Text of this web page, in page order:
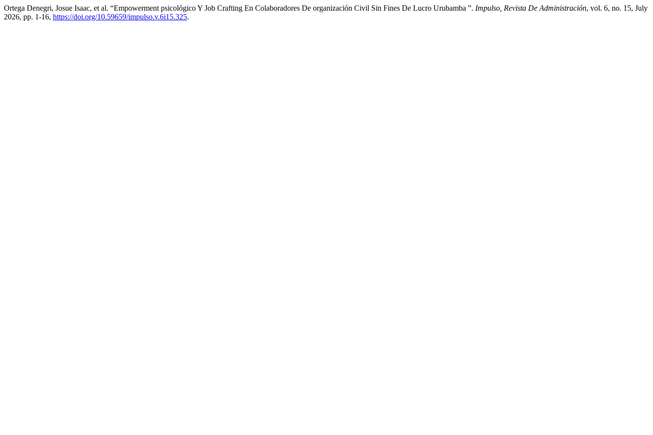
Ortega Denegri, Josue Isaac, et al. “Empowerment psicológico Y Job Crafting En Colaboradores De organización Civil Sin Fines De Lucro Urubamba ”. Impulso, Revista De Administración, vol. 6, no. 15, July
2026, pp. 1-16, https://doi.org/10.59659/impulso.v.6i15.325.